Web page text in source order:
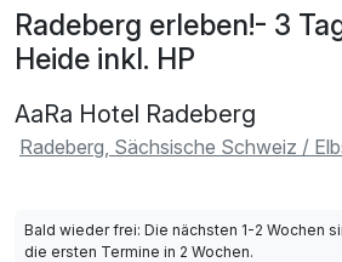
Radeberg erleben!- 3
Heide inkl. HP
AaRa Hotel Radeberg
Radeberg, Sächsische Schweiz /
Bald wieder frei: Die nächsten 1-2 Wochen
die ersten Termine in 2 Wochen.